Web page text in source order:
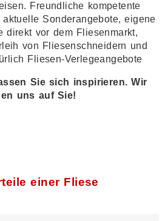
Freundliche kompetente
aktuelle Sonderangebote, eigene
direkt vor dem Fliesenmarkt,
von Fliesenschneidern und
Fliesen-Verlegeangebote
Sie sich inspirieren. Wir
uns auf Sie!
einer Fliese